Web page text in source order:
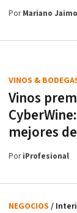
PorMariano
Vinos
mejores
VINOS &
PoriProfesional
NEGOCIOS /